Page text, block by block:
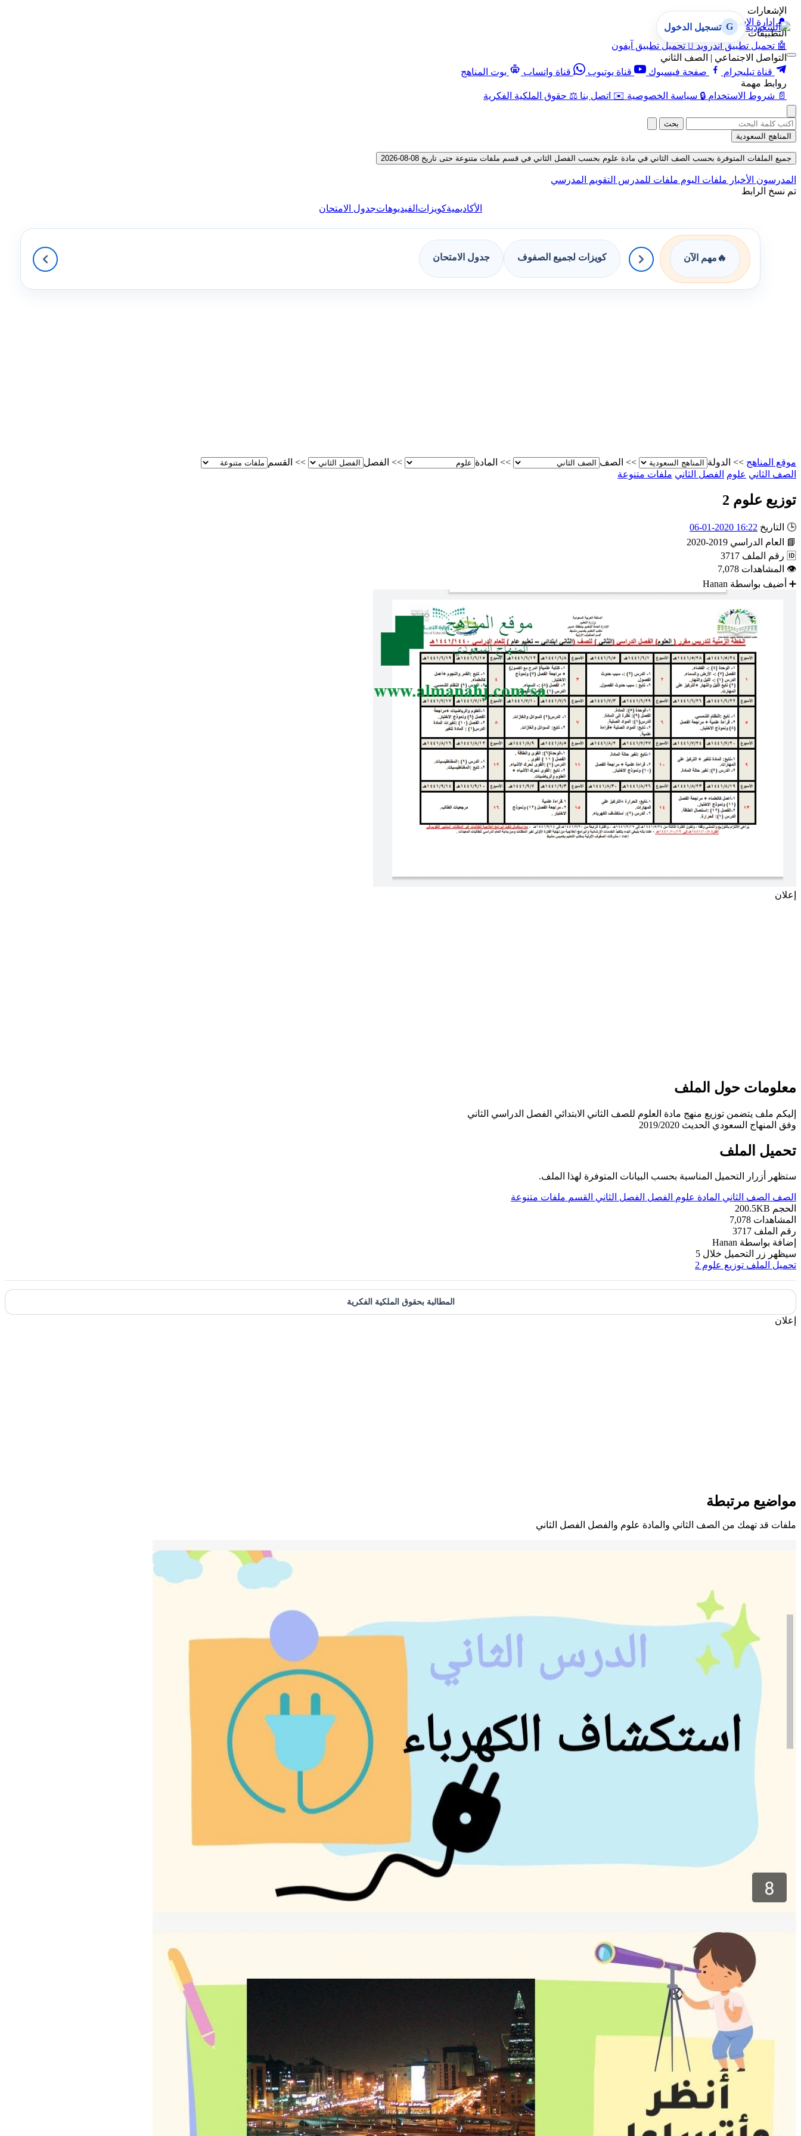
الإشعارات
🔔 إدارة الإشعارات
التطبيقات
🤖 تحميل تطبيق أندرويد  تحميل تطبيق آيفون
التواصل الاجتماعي | الصف الثاني
قناة تيليجرام
صفحة فيسبوك قناة يوتيوب قناة واتساب
بوت المناهج
روابط مهمة
📄 شروط الاستخدام 🔒 سياسة الخصوصية ✉️ اتصل بنا ⚖️ حقوق الملكية الفكرية
G تسجيل الدخول
بحث
المناهج السعودية
جميع الملفات المتوفرة بحسب الصف الثاني في مادة علوم بحسب الفصل الثاني في قسم ملفات متنوعة حتى تاريخ 08-08-2026
المدرسون الأخبار ملفات اليوم ملفات للمدرس التقويم المدرسي
تم نسخ الرابط
الأكاديميةكويزات الفيديوهاتجدول الامتحان
🔥 مهم الآن كويزات لجميع الصفوف جدول الامتحان
موقع المناهج >> الدولة >> الصف >> المادة >> الفصل >> القسم
الصف الثاني علوم الفصل الثاني ملفات متنوعة
توزيع علوم 2
🕒 التاريخ 16:22 2020-01-06
📘
العام الدراسي 2019-2020
🆔 رقم الملف 3717
👁 المشاهدات 7,078
➕ أضيف بواسطة Hanan
إعلان
معلومات حول الملف
إليكم ملف يتضمن توزيع منهج مادة العلوم للصف الثاني الابتدائي الفصل الدراسي الثاني
وفق المنهاج السعودي الحديث 2019/2020
تحميل الملف
ستظهر أزرار التحميل المناسبة بحسب البيانات المتوفرة لهذا الملف.
الصف الصف الثاني المادة علوم الفصل الفصل الثاني القسم ملفات متنوعة
الحجم 200.5KB
المشاهدات 7,078
رقم الملف 3717
إضافة بواسطة Hanan
سيظهر زر التحميل خلال 5
تحميل الملف توزيع علوم 2
المطالبة بحقوق الملكية الفكرية
إعلان
مواضيع مرتبطة
ملفات قد تهمك من الصف الثاني والمادة علوم والفصل الفصل الثاني